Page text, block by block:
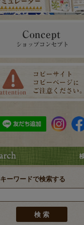
キーワードで検索する